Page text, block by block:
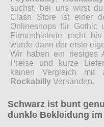
suchst, bei uns wirst
Clash Store ist einer
Onlineshops für Gothic
Firmenhistorie recht
wurde dann der erste
Wir haben ein riesiges
Preise und kurze
keinen Vergleich mit
Rockabilly Versänden.
Schwarz ist bunt
dunkle Bekleidung